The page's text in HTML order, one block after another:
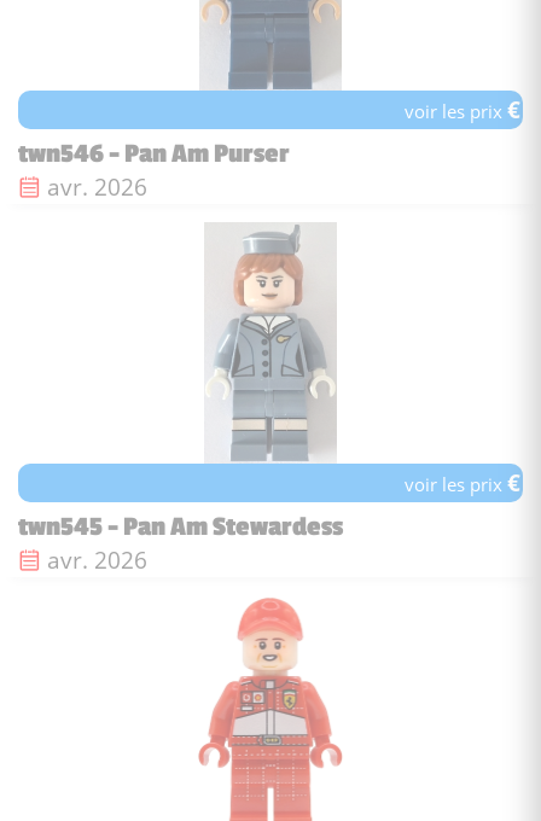
voir les prix€
twn546 - Pan Am Purser
Date de sortie :
avr. 2026
voir les prix€
twn545 - Pan Am Stewardess
Date de sortie :
avr. 2026